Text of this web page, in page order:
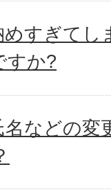
めすぎて
すか?
などの変